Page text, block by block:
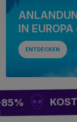
IN EUROPA
ENTDECKEN